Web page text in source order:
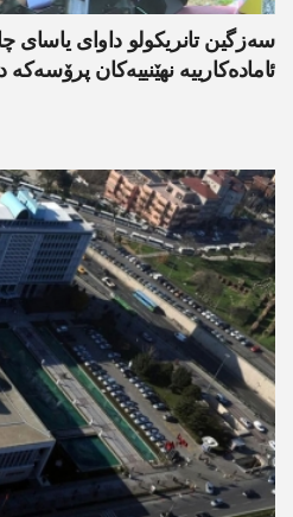
سەزگین تانریکولو داوای یاسای
ئامادەکارییە نهێنییەکان